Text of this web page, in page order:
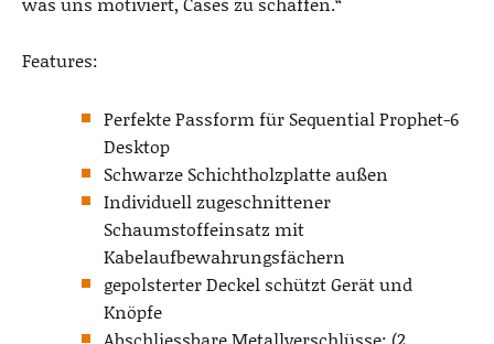
Features:
Perfekte Passform für Sequential Prophet-6
Desktop
Schwarze Schichtholzplatte außen
Individuell zugeschnittener
Schaumstoffeinsatz mit
Kabelaufbewahrungsfächern
gepolsterter Deckel schützt Gerät und
Knöpfe